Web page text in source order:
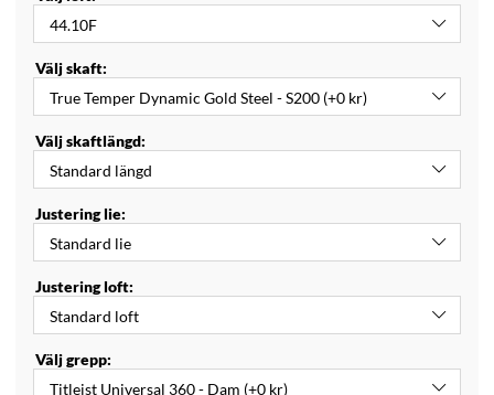
Välj skaft:
Välj skaftlängd:
Justering lie:
Justering loft:
Välj grepp: